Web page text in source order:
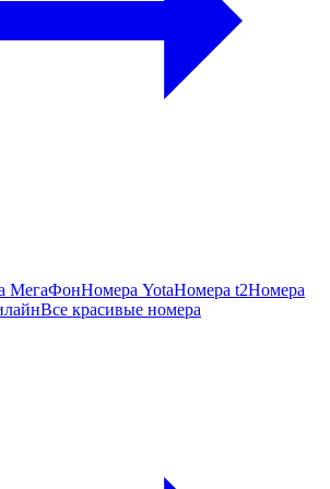
МегаФонНомера YotaНомера t2Номера
Все красивые номера